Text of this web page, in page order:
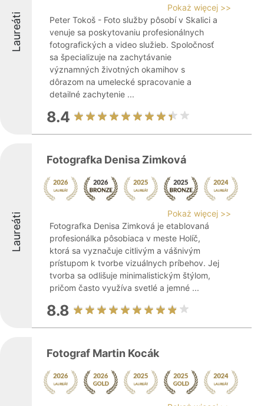
Laureáti
Pokaż więcej >>
Peter Tokoš - Foto služby pôsobí v Skalici a
venuje sa poskytovaniu profesionálnych
fotografických a video služieb. Spoločnosť
sa špecializuje na zachytávanie
významných životných okamihov s
dôrazom na umelecké spracovanie a
detailné zachytenie ...
8.4
Laureáti
Fotografka Denisa Zimková
Pokaż więcej >>
Fotografka Denisa Zimková je etablovaná
profesionálka pôsobiaca v meste Holíč,
ktorá sa vyznačuje citlivým a vášnivým
prístupom k tvorbe vizuálnych príbehov. Jej
tvorba sa odlišuje minimalistickým štýlom,
pričom často využíva svetlé a jemné ...
8.8
Fotograf Martin Kocák